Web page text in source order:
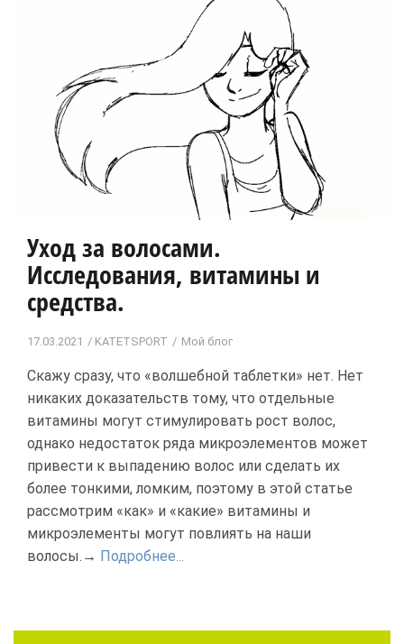
Уход за волосами.
Исследования, витамины и
средства.
17.03.2021 KATETSPORT Мой блог
Скажу сразу, что «волшебной таблетки» нет. Нет
никаких доказательств тому, что отдельные
витамины могут стимулировать рост волос,
однако недостаток ряда микроэлементов может
привести к выпадению волос или сделать их
более тонкими, ломким, поэтому в этой статье
рассмотрим «как» и «какие» витамины и
микроэлементы могут повлиять на наши
волосы.→ Подробнее...